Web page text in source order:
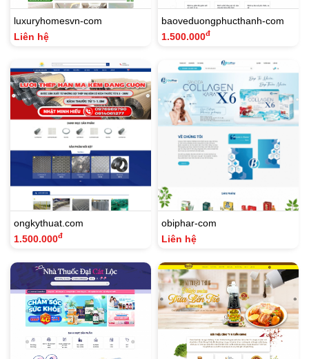
luxuryhomesvn-com
Liên hệ
baoveduongphucthanh-com
1.500.000đ
ongkythuat.com
1.500.000đ
obiphar-com
Liên hệ